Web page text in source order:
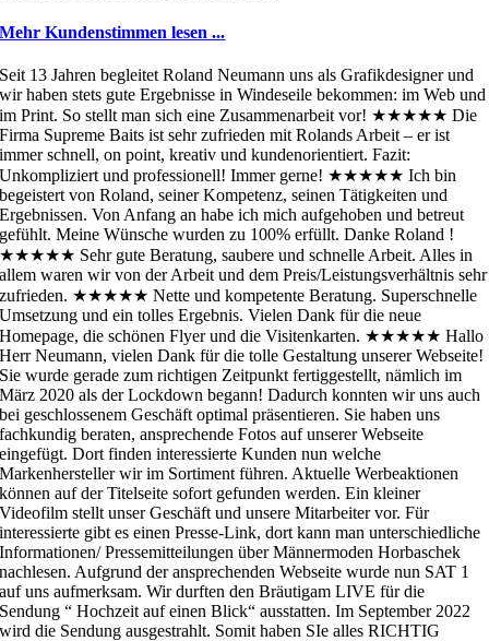
Mehr Kundenstimmen lesen ...
Seit 13 Jahren begleitet Roland Neumann uns als Grafikdesigner und
wir haben stets gute Ergebnisse in Windeseile bekommen: im Web und
im Print. So stellt man sich eine Zusammenarbeit vor! ★★★★★ Die
Firma Supreme Baits ist sehr zufrieden mit Rolands Arbeit – er ist
immer schnell, on point, kreativ und kundenorientiert. Fazit:
Unkompliziert und professionell! Immer gerne! ★★★★★ Ich bin
begeistert von Roland, seiner Kompetenz, seinen Tätigkeiten und
Ergebnissen. Von Anfang an habe ich mich aufgehoben und betreut
gefühlt. Meine Wünsche wurden zu 100% erfüllt. Danke Roland !
★★★★★ Sehr gute Beratung, saubere und schnelle Arbeit. Alles in
allem waren wir von der Arbeit und dem Preis/Leistungsverhältnis sehr
zufrieden. ★★★★★ Nette und kompetente Beratung. Superschnelle
Umsetzung und ein tolles Ergebnis. Vielen Dank für die neue
Homepage, die schönen Flyer und die Visitenkarten. ★★★★★ Hallo
Herr Neumann, vielen Dank für die tolle Gestaltung unserer Webseite!
Sie wurde gerade zum richtigen Zeitpunkt fertiggestellt, nämlich im
März 2020 als der Lockdown begann! Dadurch konnten wir uns auch
bei geschlossenem Geschäft optimal präsentieren. Sie haben uns
fachkundig beraten, ansprechende Fotos auf unserer Webseite
eingefügt. Dort finden interessierte Kunden nun welche
Markenhersteller wir im Sortiment führen. Aktuelle Werbeaktionen
können auf der Titelseite sofort gefunden werden. Ein kleiner
Videofilm stellt unser Geschäft und unsere Mitarbeiter vor. Für
interessierte gibt es einen Presse-Link, dort kann man unterschiedliche
Informationen/ Pressemitteilungen über Männermoden Horbaschek
nachlesen. Aufgrund der ansprechenden Webseite wurde nun SAT 1
auf uns aufmerksam. Wir durften den Bräutigam LIVE für die
Sendung “ Hochzeit auf einen Blick“ ausstatten. Im September 2022
wird die Sendung ausgestrahlt. Somit haben SIe alles RICHTIG